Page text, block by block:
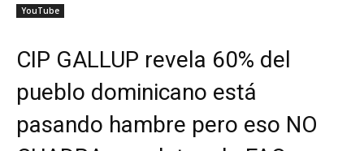
YouTube
CIP GALLUP revela 60% del
pueblo dominicano está
pasando hambre pero eso NO